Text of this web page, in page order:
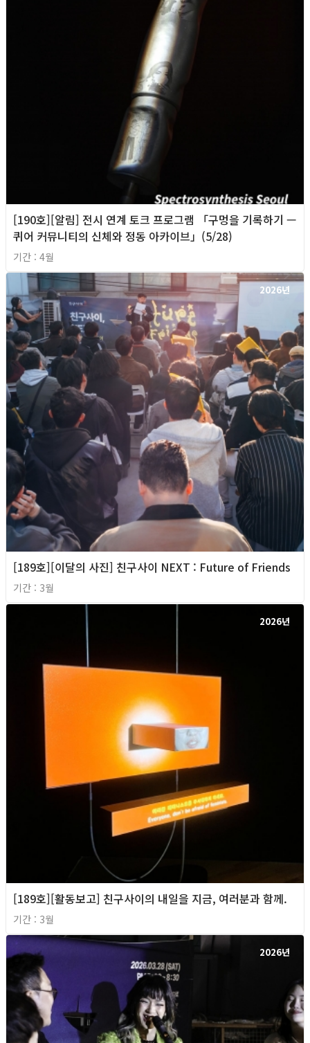
[190호][알림] 전시 연계 토크 프로그램 「구멍을 기록하기 —
퀴어 커뮤니티의 신체와 정동 아카이브」(5/28)
기간 : 4월
2026년
[189호][이달의 사진] 친구사이 NEXT : Future of Friends
기간 : 3월
2026년
[189호][활동보고] 친구사이의 내일을 지금, 여러분과 함께.
기간 : 3월
2026년